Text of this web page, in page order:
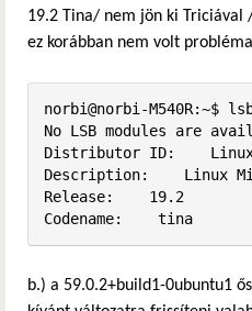
19.2 Tina/ nem jön ki
ez korábban nem volt
norbi@norbi-M540R:~$
No LSB modules are
Distributor ID:
Description:    Linux
Release:    19.2
Codename:    tina
b.) a 59.0.2+build1-0ubuntu1